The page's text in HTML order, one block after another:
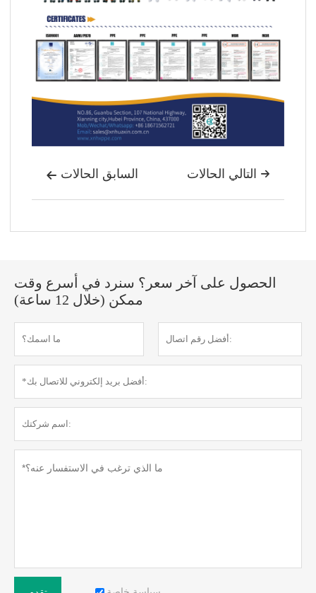
 السابق الحالات  التالي الحالات
الحصول على آخر سعر؟ سنرد في أسرع وقت
ممكن (خلال 12 ساعة)